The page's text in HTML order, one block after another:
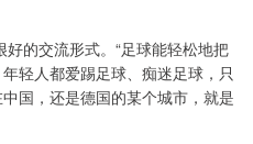
的交流形式。“足球能轻松地把
轻人都爱踢足球、痴迷足球，只
国，还是德国的某个城市，就是